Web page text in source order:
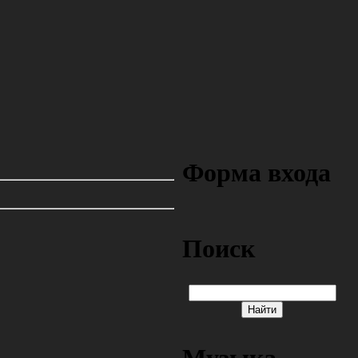
Форма входа
Поиск